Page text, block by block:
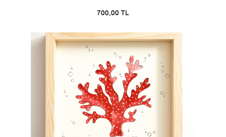
700,00 TL